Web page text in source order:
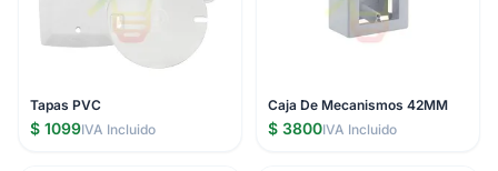
Tapas PVC
$ 1099IVA Incluido
Caja De Mecanismos 42MM
$ 3800IVA Incluido